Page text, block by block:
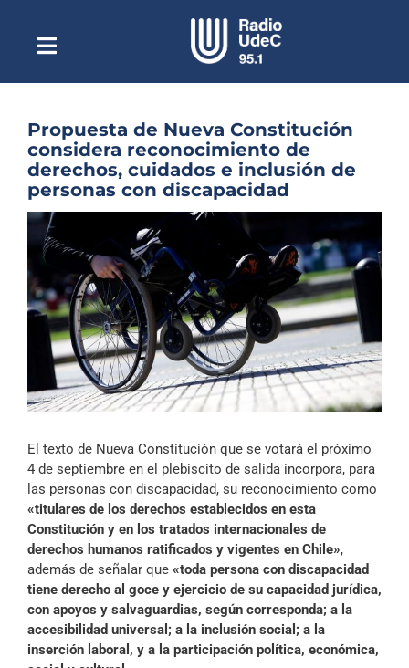
contenidoToggle
NavigationEscuchar Radio UdeC en vivo
Quiénes Somos
Programación
Podcast
Reportajes
Columnas
Música Clásica
Especiales
Propuesta de Nueva Constitución
considera reconocimiento de
derechos, cuidados e inclusión de
personas con discapacidad
Ver
imagen
más
grande
El texto de Nueva Constitución que se votará el próximo
4 de septiembre en el plebiscito de salida incorpora, para
las personas con discapacidad, su reconocimiento como
«titulares de los derechos establecidos en esta
Constitución y en los tratados internacionales de
derechos humanos ratificados y vigentes en Chile»,
además de señalar que «toda persona con discapacidad
tiene derecho al goce y ejercicio de su capacidad jurídica,
con apoyos y salvaguardias, según corresponda; a la
accesibilidad universal; a la inclusión social; a la
inserción laboral, y a la participación política, económica,